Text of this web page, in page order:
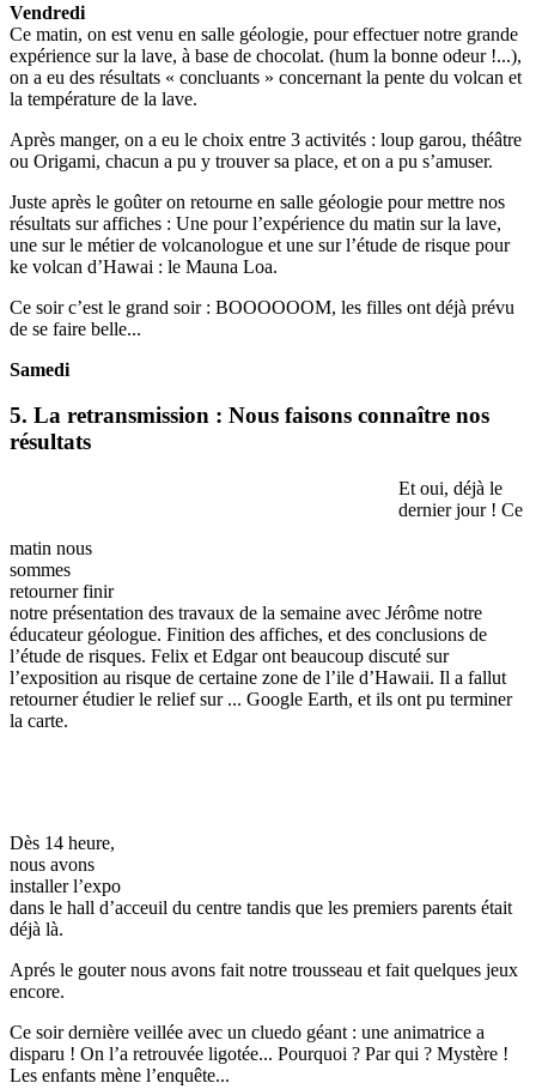
Vendredi
Ce matin, on est venu en salle géologie, pour effectuer notre grande
expérience sur la lave, à base de chocolat. (hum la bonne odeur !...),
on a eu des résultats « concluants » concernant la pente du volcan et
la température de la lave.
Après manger, on a eu le choix entre 3 activités : loup garou, théâtre
ou Origami, chacun a pu y trouver sa place, et on a pu s’amuser.
Juste après le goûter on retourne en salle géologie pour mettre nos
résultats sur affiches : Une pour l’expérience du matin sur la lave,
une sur le métier de volcanologue et une sur l’étude de risque pour
ke volcan d’Hawai : le Mauna Loa.
Ce soir c’est le grand soir : BOOOOOOM, les filles ont déjà prévu
de se faire belle...
Samedi
5. La retransmission : Nous faisons connaître nos
résultats
Et oui, déjà le
dernier jour ! Ce
matin nous
sommes
retourner finir
notre présentation des travaux de la semaine avec Jérôme notre
éducateur géologue. Finition des affiches, et des conclusions de
l’étude de risques. Felix et Edgar ont beaucoup discuté sur
l’exposition au risque de certaine zone de l’ile d’Hawaii. Il a fallut
retourner étudier le relief sur ... Google Earth, et ils ont pu terminer
la carte.
Dès 14 heure,
nous avons
installer l’expo
dans le hall d’acceuil du centre tandis que les premiers parents était
déjà là.
Aprés le gouter nous avons fait notre trousseau et fait quelques jeux
encore.
Ce soir dernière veillée avec un cluedo géant : une animatrice a
disparu ! On l’a retrouvée ligotée... Pourquoi ? Par qui ? Mystère !
Les enfants mène l’enquête...